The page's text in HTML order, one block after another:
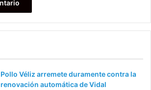
Pollo Véliz arremete duramente contra la
renovación automática de Vidal